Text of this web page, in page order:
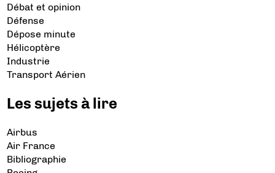
Débat et opinion
Défense
Dépose minute
Hélicoptère
Industrie
Transport Aérien
Les sujets à lire
Airbus
Air France
Bibliographie